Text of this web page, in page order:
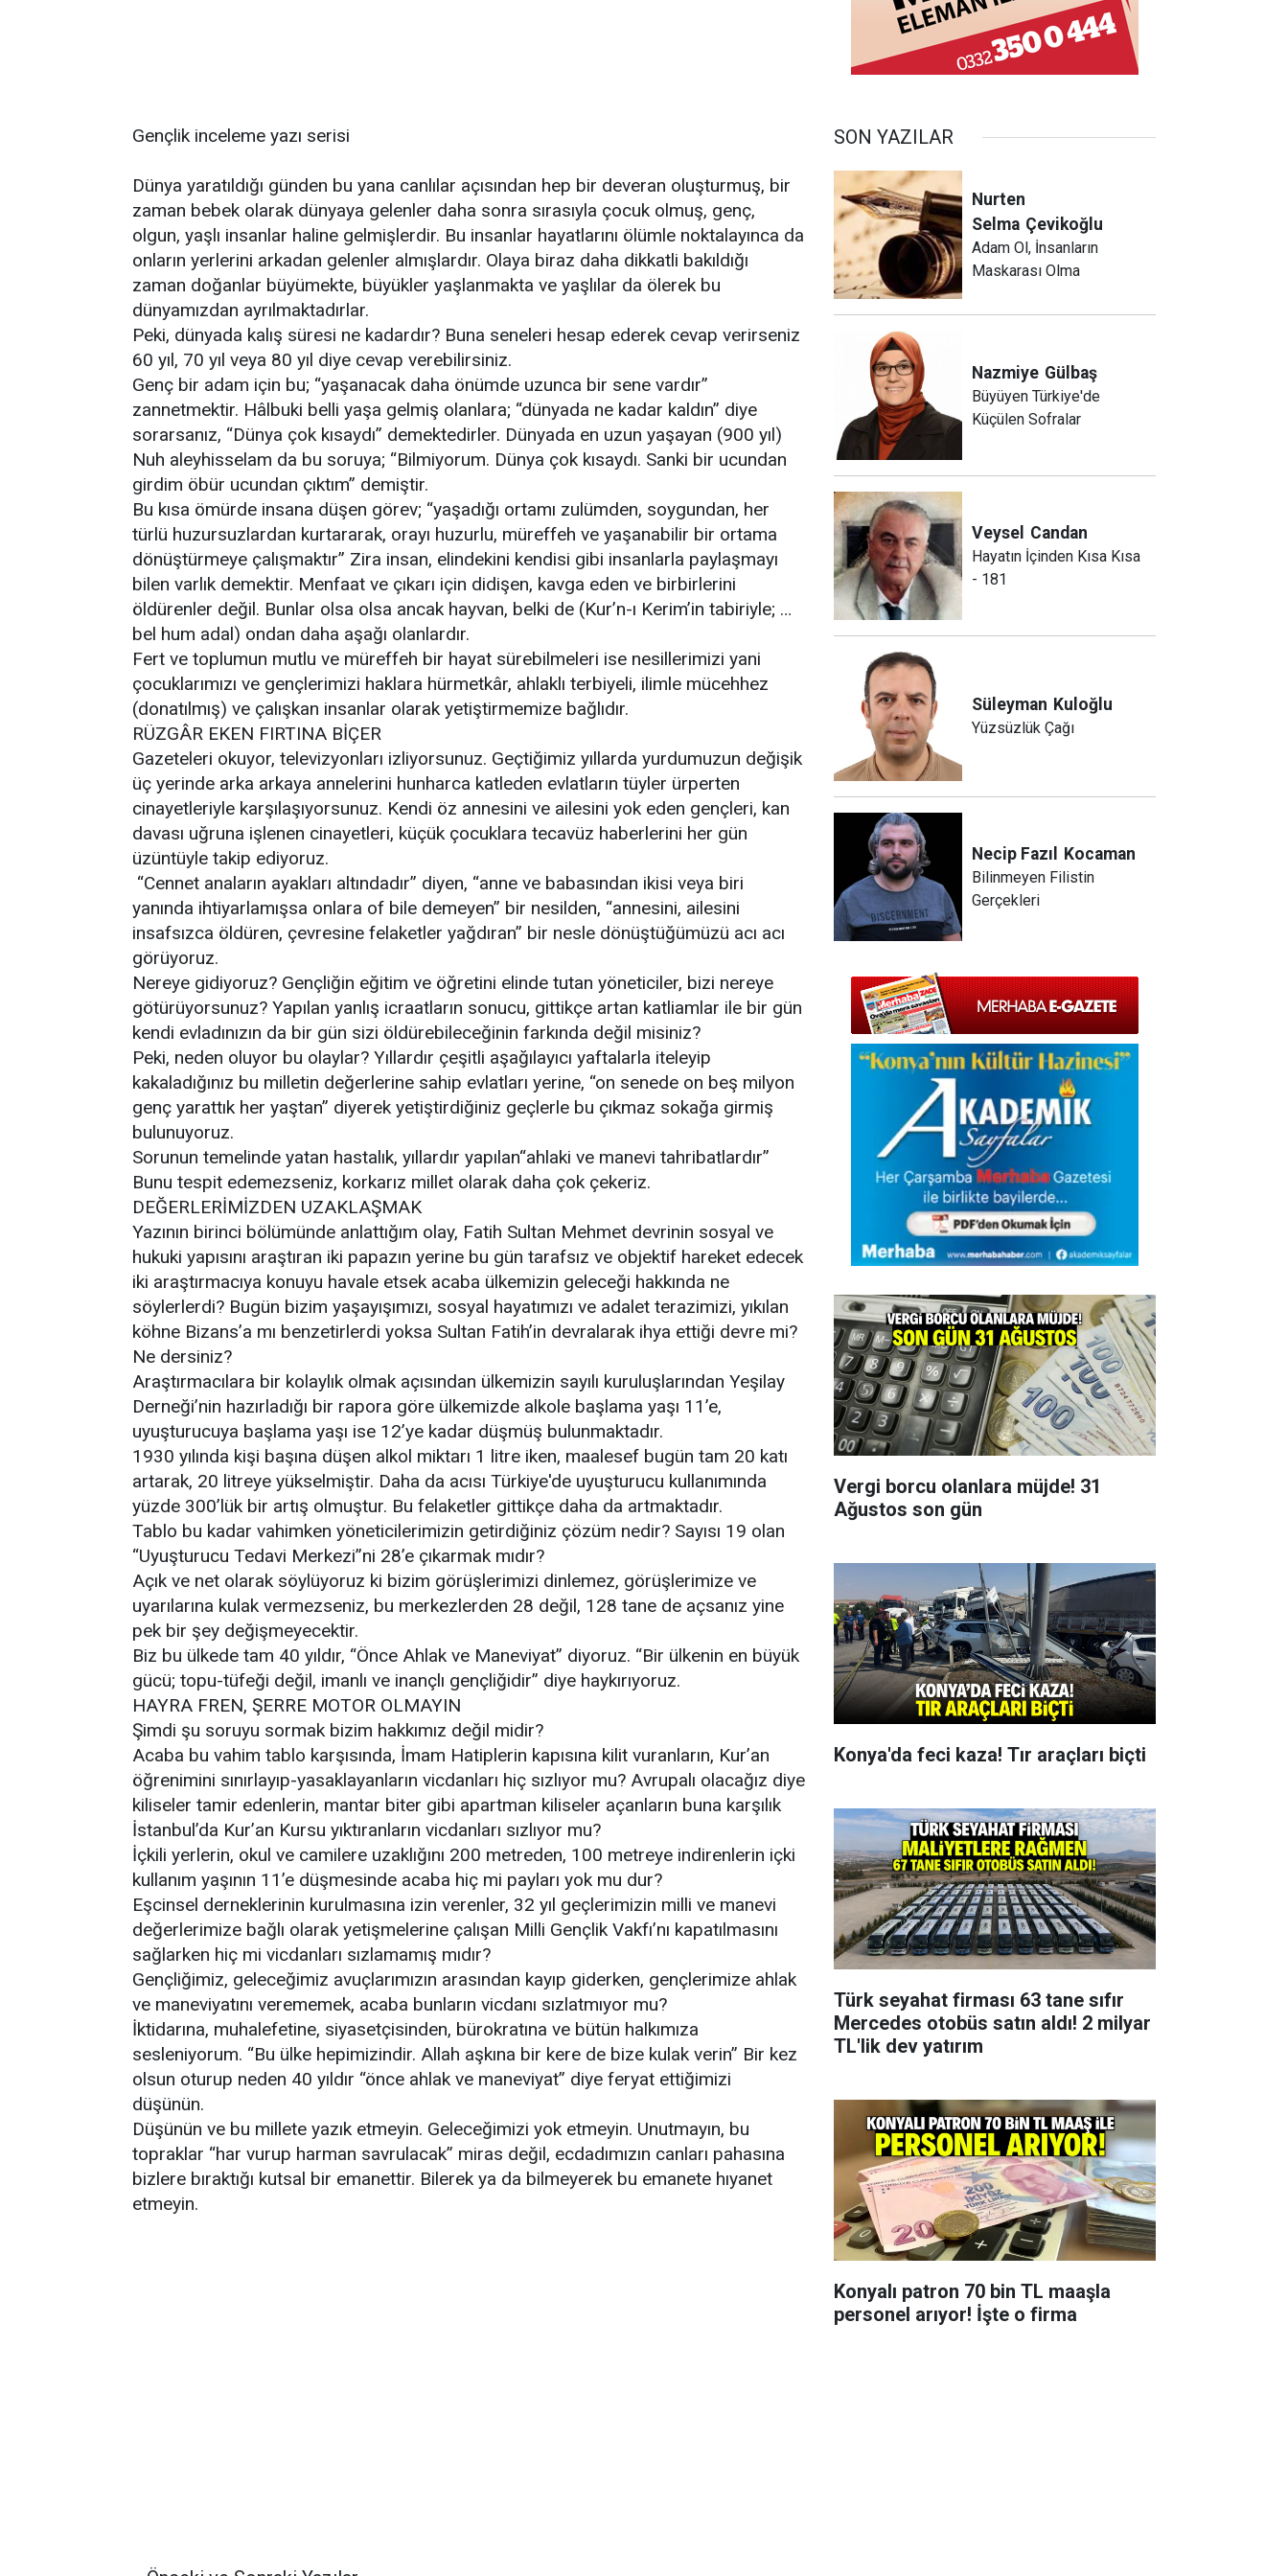
Gençlik inceleme yazı serisi
Dünya yaratıldığı günden bu yana canlılar açısından hep bir deveran oluşturmuş, bir
zaman bebek olarak dünyaya gelenler daha sonra sırasıyla çocuk olmuş, genç,
olgun, yaşlı insanlar haline gelmişlerdir. Bu insanlar hayatlarını ölümle noktalayınca da
onların yerlerini arkadan gelenler almışlardır. Olaya biraz daha dikkatli bakıldığı
zaman doğanlar büyümekte, büyükler yaşlanmakta ve yaşlılar da ölerek bu
dünyamızdan ayrılmaktadırlar.
Peki, dünyada kalış süresi ne kadardır? Buna seneleri hesap ederek cevap verirseniz
60 yıl, 70 yıl veya 80 yıl diye cevap verebilirsiniz.
Genç bir adam için bu; “yaşanacak daha önümde uzunca bir sene vardır”
zannetmektir. Hâlbuki belli yaşa gelmiş olanlara; “dünyada ne kadar kaldın” diye
sorarsanız, “Dünya çok kısaydı” demektedirler. Dünyada en uzun yaşayan (900 yıl)
Nuh aleyhisselam da bu soruya; “Bilmiyorum. Dünya çok kısaydı. Sanki bir ucundan
girdim öbür ucundan çıktım” demiştir.
Bu kısa ömürde insana düşen görev; “yaşadığı ortamı zulümden, soygundan, her
türlü huzursuzlardan kurtararak, orayı huzurlu, müreffeh ve yaşanabilir bir ortama
dönüştürmeye çalışmaktır” Zira insan, elindekini kendisi gibi insanlarla paylaşmayı
bilen varlık demektir. Menfaat ve çıkarı için didişen, kavga eden ve birbirlerini
öldürenler değil. Bunlar olsa olsa ancak hayvan, belki de (Kur’n-ı Kerim’in tabiriyle; …
bel hum adal) ondan daha aşağı olanlardır.
Fert ve toplumun mutlu ve müreffeh bir hayat sürebilmeleri ise nesillerimizi yani
çocuklarımızı ve gençlerimizi haklara hürmetkâr, ahlaklı terbiyeli, ilimle mücehhez
(donatılmış) ve çalışkan insanlar olarak yetiştirmemize bağlıdır.
RÜZGÂR EKEN FIRTINA BİÇER
Gazeteleri okuyor, televizyonları izliyorsunuz. Geçtiğimiz yıllarda yurdumuzun değişik
üç yerinde arka arkaya annelerini hunharca katleden evlatların tüyler ürperten
cinayetleriyle karşılaşıyorsunuz. Kendi öz annesini ve ailesini yok eden gençleri, kan
davası uğruna işlenen cinayetleri, küçük çocuklara tecavüz haberlerini her gün
üzüntüyle takip ediyoruz.
“Cennet anaların ayakları altındadır” diyen, “anne ve babasından ikisi veya biri
yanında ihtiyarlamışsa onlara of bile demeyen” bir nesilden, “annesini, ailesini
insafsızca öldüren, çevresine felaketler yağdıran” bir nesle dönüştüğümüzü acı acı
görüyoruz.
Nereye gidiyoruz? Gençliğin eğitim ve öğretini elinde tutan yöneticiler, bizi nereye
götürüyorsunuz? Yapılan yanlış icraatların sonucu, gittikçe artan katliamlar ile bir gün
kendi evladınızın da bir gün sizi öldürebileceğinin farkında değil misiniz?
Peki, neden oluyor bu olaylar? Yıllardır çeşitli aşağılayıcı yaftalarla iteleyip
kakaladığınız bu milletin değerlerine sahip evlatları yerine, “on senede on beş milyon
genç yarattık her yaştan” diyerek yetiştirdiğiniz geçlerle bu çıkmaz sokağa girmiş
bulunuyoruz.
Sorunun temelinde yatan hastalık, yıllardır yapılan“ahlaki ve manevi tahribatlardır”
Bunu tespit edemezseniz, korkarız millet olarak daha çok çekeriz.
DEĞERLERİMİZDEN UZAKLAŞMAK
Yazının birinci bölümünde anlattığım olay, Fatih Sultan Mehmet devrinin sosyal ve
hukuki yapısını araştıran iki papazın yerine bu gün tarafsız ve objektif hareket edecek
iki araştırmacıya konuyu havale etsek acaba ülkemizin geleceği hakkında ne
söylerlerdi? Bugün bizim yaşayışımızı, sosyal hayatımızı ve adalet terazimizi, yıkılan
köhne Bizans’a mı benzetirlerdi yoksa Sultan Fatih’in devralarak ihya ettiği devre mi?
Ne dersiniz?
Araştırmacılara bir kolaylık olmak açısından ülkemizin sayılı kuruluşlarından Yeşilay
Derneği’nin hazırladığı bir rapora göre ülkemizde alkole başlama yaşı 11’e,
uyuşturucuya başlama yaşı ise 12’ye kadar düşmüş bulunmaktadır.
1930 yılında kişi başına düşen alkol miktarı 1 litre iken, maalesef bugün tam 20 katı
artarak, 20 litreye yükselmiştir. Daha da acısı Türkiye'de uyuşturucu kullanımında
yüzde 300’lük bir artış olmuştur. Bu felaketler gittikçe daha da artmaktadır.
Tablo bu kadar vahimken yöneticilerimizin getirdiğiniz çözüm nedir? Sayısı 19 olan
“Uyuşturucu Tedavi Merkezi”ni 28’e çıkarmak mıdır?
Açık ve net olarak söylüyoruz ki bizim görüşlerimizi dinlemez, görüşlerimize ve
uyarılarına kulak vermezseniz, bu merkezlerden 28 değil, 128 tane de açsanız yine
pek bir şey değişmeyecektir.
Biz bu ülkede tam 40 yıldır, “Önce Ahlak ve Maneviyat” diyoruz. “Bir ülkenin en büyük
gücü; topu-tüfeği değil, imanlı ve inançlı gençliğidir” diye haykırıyoruz.
HAYRA FREN, ŞERRE MOTOR OLMAYIN
Şimdi şu soruyu sormak bizim hakkımız değil midir?
Acaba bu vahim tablo karşısında, İmam Hatiplerin kapısına kilit vuranların, Kur’an
öğrenimini sınırlayıp-yasaklayanların vicdanları hiç sızlıyor mu? Avrupalı olacağız diye
kiliseler tamir edenlerin, mantar biter gibi apartman kiliseler açanların buna karşılık
İstanbul’da Kur’an Kursu yıktıranların vicdanları sızlıyor mu?
İçkili yerlerin, okul ve camilere uzaklığını 200 metreden, 100 metreye indirenlerin içki
kullanım yaşının 11’e düşmesinde acaba hiç mi payları yok mu dur?
Eşcinsel derneklerinin kurulmasına izin verenler, 32 yıl geçlerimizin milli ve manevi
değerlerimize bağlı olarak yetişmelerine çalışan Milli Gençlik Vakfı’nı kapatılmasını
sağlarken hiç mi vicdanları sızlamamış mıdır?
Gençliğimiz, geleceğimiz avuçlarımızın arasından kayıp giderken, gençlerimize ahlak
ve maneviyatını verememek, acaba bunların vicdanı sızlatmıyor mu?
İktidarına, muhalefetine, siyasetçisinden, bürokratına ve bütün halkımıza
sesleniyorum. “Bu ülke hepimizindir. Allah aşkına bir kere de bize kulak verin” Bir kez
olsun oturup neden 40 yıldır “önce ahlak ve maneviyat” diye feryat ettiğimizi
düşünün.
Düşünün ve bu millete yazık etmeyin. Geleceğimizi yok etmeyin. Unutmayın, bu
topraklar “har vurup harman savrulacak” miras değil, ecdadımızın canları pahasına
bizlere bıraktığı kutsal bir emanettir. Bilerek ya da bilmeyerek bu emanete hıyanet
etmeyin.
SON YAZILAR
Nurten
Selma Çevikoğlu
Adam Ol, İnsanların
Maskarası Olma
Nazmiye Gülbaş
Büyüyen Türkiye'de
Küçülen Sofralar
Veysel Candan
Hayatın İçinden Kısa Kısa
- 181
Süleyman Kuloğlu
Yüzsüzlük Çağı
Necip Fazıl Kocaman
Bilinmeyen Filistin
Gerçekleri
Vergi borcu olanlara müjde! 31
Ağustos son gün
Konya'da feci kaza! Tır araçları biçti
Türk seyahat firması 63 tane sıfır
Mercedes otobüs satın aldı! 2 milyar
TL'lik dev yatırım
Konyalı patron 70 bin TL maaşla
personel arıyor! İşte o firma